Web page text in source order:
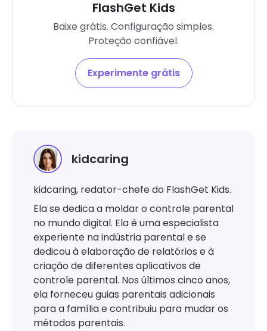
FlashGet Kids
Baixe grátis. Configuração simples.
Proteção confiável.
Experimente grátis
kidcaring
kidcaring, redator-chefe do FlashGet Kids.
Ela se dedica a moldar o controle parental
no mundo digital. Ela é uma especialista
experiente na indústria parental e se
dedicou à elaboração de relatórios e à
criação de diferentes aplicativos de
controle parental. Nos últimos cinco anos,
ela forneceu guias parentais adicionais
para a família e contribuiu para mudar os
métodos parentais.